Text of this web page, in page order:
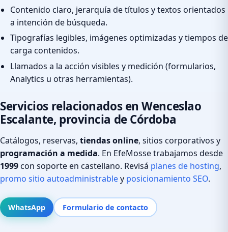
Contenido claro, jerarquía de títulos y textos orientados
a intención de búsqueda.
Tipografías legibles, imágenes optimizadas y tiempos de
carga contenidos.
Llamados a la acción visibles y medición (formularios,
Analytics u otras herramientas).
Servicios relacionados en Wenceslao
Escalante, provincia de Córdoba
Catálogos, reservas, tiendas online, sitios corporativos y
programación a medida. En EfeMosse trabajamos desde
1999con soporte en castellano. Revisá planes de hosting,
promo sitio autoadministrabley posicionamiento SEO.
WhatsApp Formulario de contacto